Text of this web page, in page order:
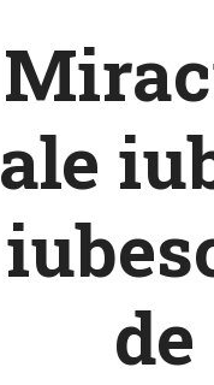
ale